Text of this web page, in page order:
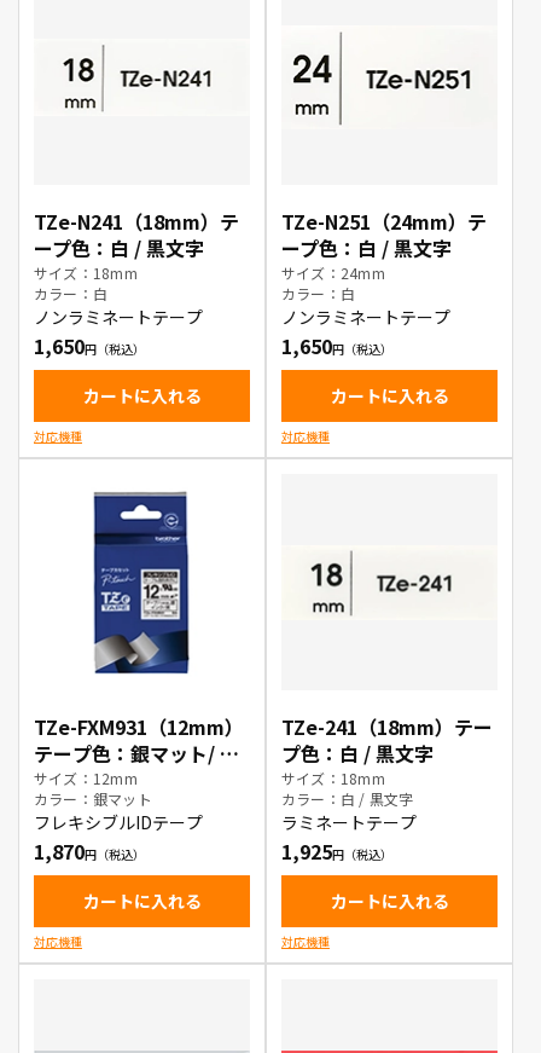
TZe-N241（18mm）テ
ープ色：白 / 黒文字
サイズ：18mm
カラー：白
ノンラミネートテープ
1,650
カートに入れる
対応機種
TZe-N251（24mm）テ
ープ色：白 / 黒文字
サイズ：24mm
カラー：白
ノンラミネートテープ
1,650
カートに入れる
対応機種
TZe-FXM931（12mm）
テープ色：銀マット/ 黒
文字
サイズ：12mm
カラー：銀マット
フレキシブルIDテープ
1,870
カートに入れる
対応機種
TZe-241（18mm）テー
プ色：白 / 黒文字
サイズ：18mm
カラー：白 / 黒文字
ラミネートテープ
1,925
カートに入れる
対応機種